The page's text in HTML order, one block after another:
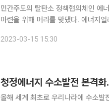
민간주도의 탈탄소 정책협의체인 에
마련을 위해 머리를 맞댔다. 에너지얼라이언스는 15일 서울 소공동 롯데호텔에서
다. ‘CF100’은 탄소배출이 없는 청
2023-03-15 15:30
청정에너지 수소발전 본격
올해 세계 최초로 우리나라에 수소발